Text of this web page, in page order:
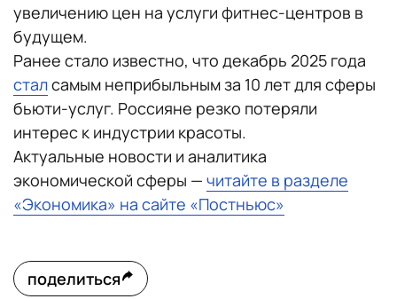
увеличению цен на услуги фитнес-центров в
будущем.
Ранее стало известно, что декабрь 2025 года
сталсамым неприбыльным за 10 лет для сферы
бьюти-услуг. Россияне резко потеряли
интерес к индустрии красоты.
Актуальные новости и аналитика
экономической сферы — читайте в разделе
«Экономика» на сайте «Постньюс»
поделиться